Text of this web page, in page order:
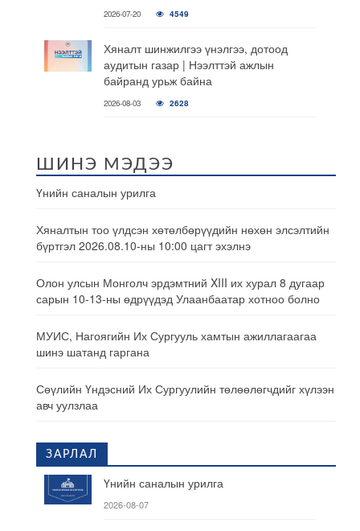
2026-07-20 4549
Хяналт шинжилгээ үнэлгээ, дотоод
аудитын газар | Нээлттэй ажлын
байранд урьж байна
2026-08-03 2628
ШИНЭ МЭДЭЭ
Үнийн саналын урилга
Хяналтын тоо үлдсэн хөтөлбөрүүдийн нөхөн элсэлтийн
бүртгэл 2026.08.10-ны 10:00 цагт эхэлнэ
Олон улсын Монголч эрдэмтний XIII их хурал 8 дугаар
сарын 10-13-ны өдрүүдэд Улаанбаатар хотноо болно
МУИС, Нагоягийн Их Сургууль хамтын ажиллагаагаа
шинэ шатанд гаргана
Сөүлийн Үндэсний Их Сургуулийн төлөөлөгчдийг хүлээн
авч уулзлаа
ЗАРЛАЛ
Үнийн саналын урилга
2026-08-07